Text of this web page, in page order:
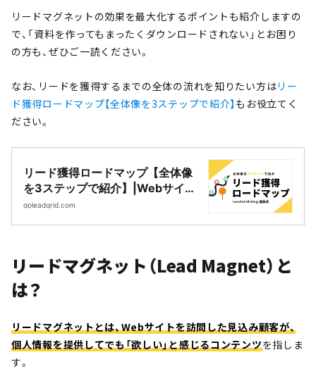
リードマグネットの効果を最大化するポイントも紹介しますの
で、「資料を作ってもまったくダウンロードされない」とお困り
の方も、ぜひご一読ください。
なお、リードを獲得するまでの全体の流れを知りたい方はリー
ド獲得ロードマップ【全体像を3ステップで紹介】 もお役立てく
ださい。
リード獲得ロードマップ【全体像
を3ステップで紹介】|Webサイト
制作・CMS開発｜LeadGrid
goleadgrid.com
リードマグネット（Lead Magnet）と
は？
リードマグネットとは、Webサイトを訪問した見込み顧客が、
個人情報を提供してでも「欲しい」と感じるコンテンツを指しま
す。